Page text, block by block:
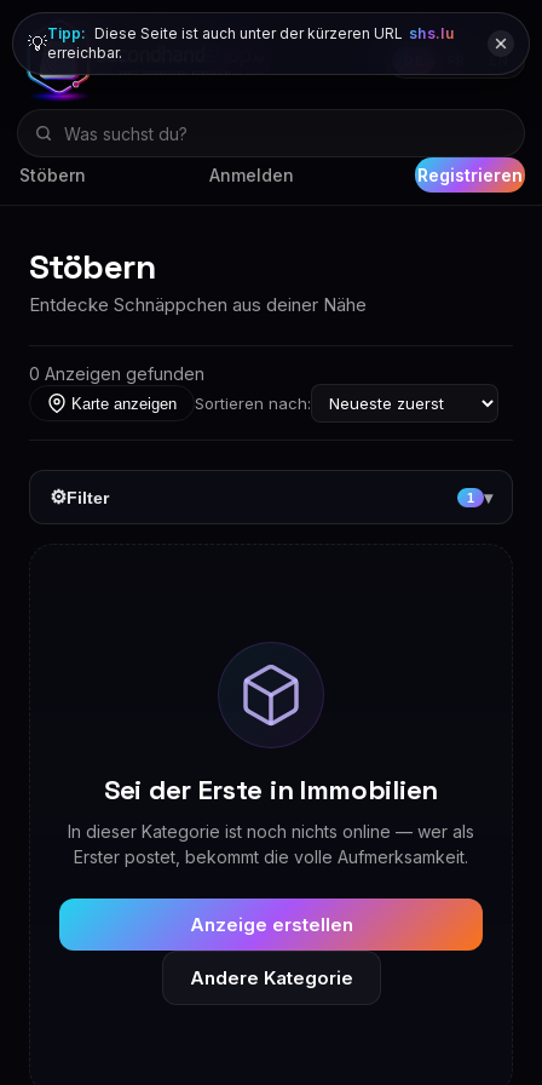
Stöbern Anmelden Registrieren
💡Tipp: Diese Seite ist auch unter der kürzeren URL shs.lu
erreichbar.
Stöbern
Entdecke Schnäppchen aus deiner Nähe
0 Anzeigen gefunden
Karte anzeigen Sortieren nach:
⚙Filter 1 ▾
Sei der Erste in Immobilien
In dieser Kategorie ist noch nichts online — wer als
Erster postet, bekommt die volle Aufmerksamkeit.
Anzeige erstellen
Andere Kategorie